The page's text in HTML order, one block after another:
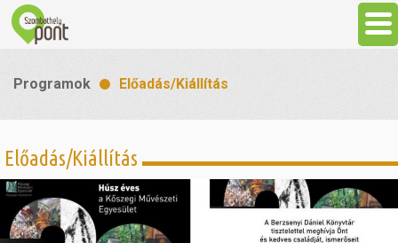
Látnivalók
Gasztronómia
Programok Előadás/Kiállítás
Előadás/Kiállítás